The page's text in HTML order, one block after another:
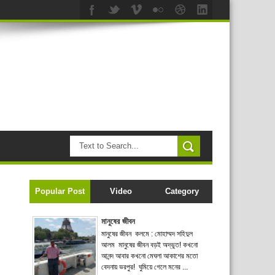
Popular Post Video Category
মানুষের জীবন
মানুষের জীবন কলমে : মোহাম্মদ সহিদুল
আলম মানুষের জীবন বড়ই অদ্ভুত! কখনো
আনন্দ আবার কখনো মেঘলা আকাশের মতো
বেদনায় ভরপুর! ঘুমিয়ে গেলে মনের ...